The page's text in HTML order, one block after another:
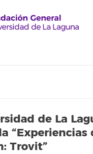
de La
“Experiencias
Trovit”